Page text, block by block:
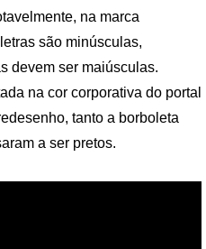
na marca
são minúsculas,
devem ser maiúsculas.
na cor corporativa do portal
tanto a borboleta
a ser pretos.